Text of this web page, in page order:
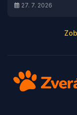
27. 7. 2026